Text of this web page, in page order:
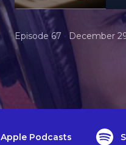
Episode 67 • December
Apple Podcasts